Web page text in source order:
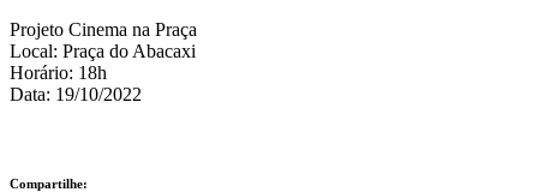
Projeto Cinema na Praça
Local: Praça do Abacaxi
Horário: 18h
Data: 19/10/2022
Compartilhe: